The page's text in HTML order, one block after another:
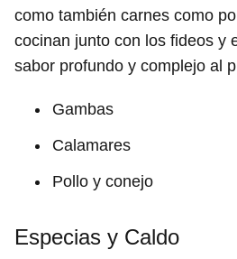
como también carnes como
cocinan junto con los fideos y
sabor profundo y complejo al
Gambas
Calamares
Pollo y conejo
Especias y Caldo